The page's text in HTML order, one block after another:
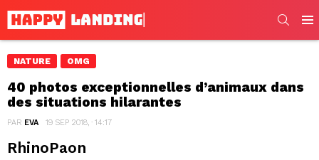
NATURE OMG
40 photos exceptionnelles d’animaux dans
des situations hilarantes
PAR EVA 19 SEP 2018, · 14:17
RhinoPaon